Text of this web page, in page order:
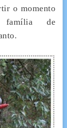
o momento
de